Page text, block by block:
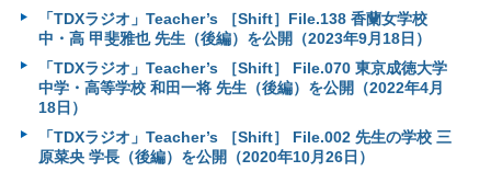
「TDXラジオ」Teacher’s ［Shift］File.138 香蘭女学校
中・高 甲斐雅也 先生（後編）を公開（2023年9月18日）
「TDXラジオ」Teacher’s ［Shift］ File.070 東京成徳大学
中学・高等学校 和田一将 先生（後編）を公開（2022年4月
18日）
「TDXラジオ」Teacher’s ［Shift］ File.002 先生の学校 三
原菜央 学長（後編）を公開（2020年10月26日）